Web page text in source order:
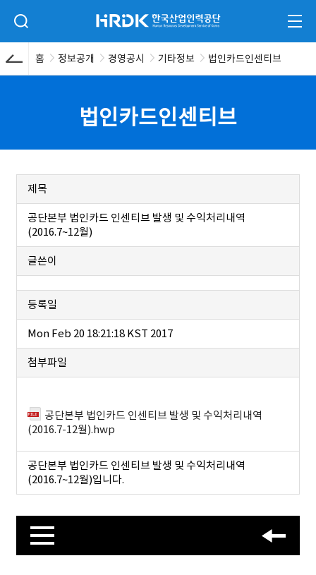
검색 입력폼 열기 HRDK 한국산업인력공단 전체
홈 정보공개 경영공시 기타정보 법인카드인센티브
법인카드인센티브
제목
공단본부 법인카드 인센티브 발생 및 수익처리내역
(2016.7~12월)
글쓴이
등록일
Mon Feb 20 18:21:18 KST 2017
첨부파일
공단본부 법인카드 인센티브 발생 및 수익처리내역
(2016.7-12월).hwp
공단본부 법인카드 인센티브 발생 및 수익처리내역
(2016.7~12월)입니다.